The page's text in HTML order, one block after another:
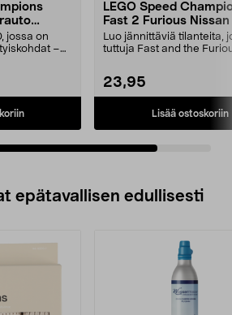
jossa on
–
LEGO Speed
Fast 2 Furious
GT-R (R34) 76917, yli
vuotiaille
Luo jännittäviä tilanteita,
tuttuja Fast and the
23,95
Lisää ostoskoriin
epätavallisen edullisesti